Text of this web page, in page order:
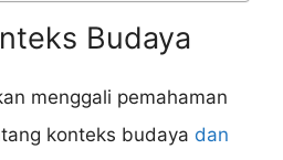
Budaya
menggali pemahaman
konteks budaya dan